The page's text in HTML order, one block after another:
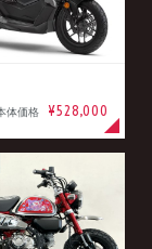
体価格 ¥528,000